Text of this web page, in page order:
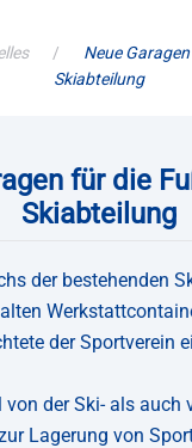
Neue
Skiabteilung
für die
Skiabteilung
der bestehenden
der Sportverein
der Ski- als auch
Lagerung von